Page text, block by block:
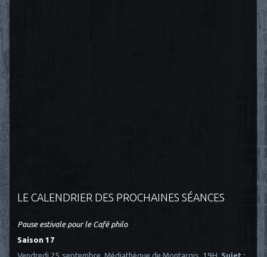
LE CALENDRIER DES PROCHAINES SÉANCES
Pause estivale pour le Café philo
Saison 17